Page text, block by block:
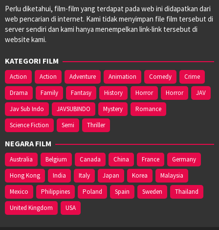
Perlu diketahui, film-film yang terdapat pada web ini didapatkan dari
web pencarian di internet. Kami tidak menyimpan file film tersebut di
server sendiri dan kami hanya menempelkan link-link tersebut di
website kami.
KATEGORI FILM
Action Action Adventure Animation Comedy
Crime
Drama
Family Fantasy History Horror Horror
JAV
Jav Sub Indo
JAVSUBINDO Mystery
Romance
Science Fiction
Semi Thriller
NEGARA FILM
Australia Belgium Canada China France
Germany
Hong Kong
India Italy Japan Korea
Malaysia
Mexico
Philippines Poland Spain Sweden
Thailand
United Kingdom
USA